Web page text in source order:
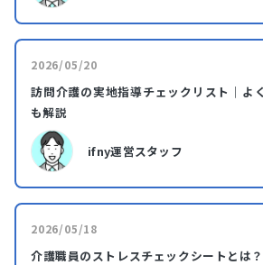
2026/05/20
訪問介護の実地指導チェックリスト｜よ
も解説
ifny運営スタッフ
2026/05/18
介護職員のストレスチェックシートとは